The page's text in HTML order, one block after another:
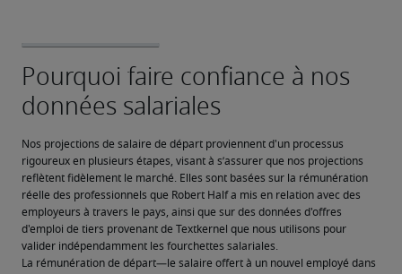
Nos projections de salaire de départ proviennent d'un processus
rigoureux en plusieurs étapes, visant à s’assurer que nos projections
reflètent fidèlement le marché. Elles sont basées sur la rémunération
réelle des professionnels que Robert Half a mis en relation avec des
employeurs à travers le pays, ainsi que sur des données d'offres
d'emploi de tiers provenant de Textkernel que nous utilisons pour
valider indépendamment les fourchettes salariales.
La rémunération de départ—le salaire offert à un nouvel employé dans